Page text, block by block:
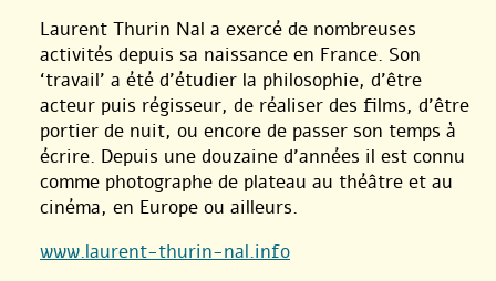
Laurent Thurin Nal a exercé de nombreuses
activités depuis sa naissance en France. Son
‘travail’ a été d’étudier la philosophie, d’être
acteur puis régisseur, de réaliser des films, d’être
portier de nuit, ou encore de passer son temps à
écrire. Depuis une douzaine d’années il est connu
comme photographe de plateau au théâtre et au
cinéma, en Europe ou ailleurs.
www.laurent-thurin-nal.info